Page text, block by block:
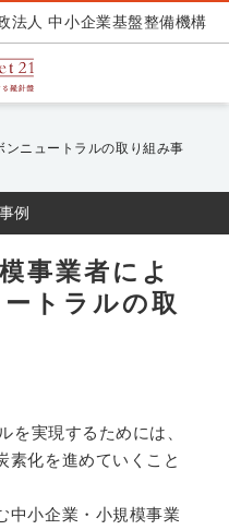
法人 中小企業基盤整備機構
ニュートラルの取り組み事
例
事業者によ
トラルの取
を実現するためには、
素化を進めていくこと
中小企業・小規模事業